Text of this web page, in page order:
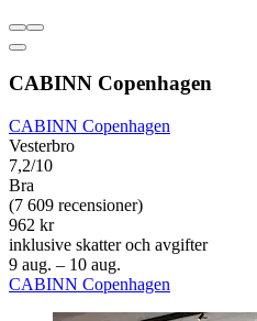
CABINN Copenhagen
CABINN Copenhagen
Vesterbro
7,2/10
Bra
(7 609 recensioner)
962 kr
inklusive skatter och avgifter
9 aug. – 10 aug.
CABINN Copenhagen